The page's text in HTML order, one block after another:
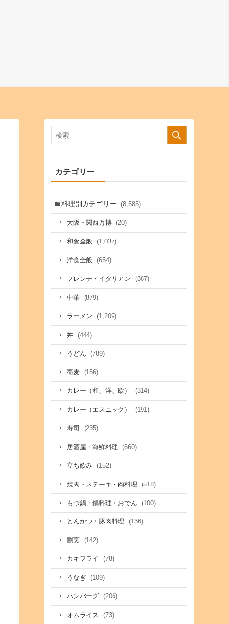
カテゴリー
料理別カテゴリー (8,585)
大阪・関西万博 (20)
和食全般 (1,037)
洋食全般 (654)
フレンチ・イタリアン (387)
中華 (879)
ラーメン (1,209)
丼 (444)
うどん (789)
蕎麦 (156)
カレー（和、洋、欧） (314)
カレー（エスニック） (191)
寿司 (235)
居酒屋・海鮮料理 (660)
立ち飲み (152)
焼肉・ステーキ・肉料理 (518)
もつ鍋・鍋料理・おでん (100)
とんかつ・豚肉料理 (136)
割烹 (142)
カキフライ (78)
うなぎ (109)
ハンバーグ (206)
オムライス (73)